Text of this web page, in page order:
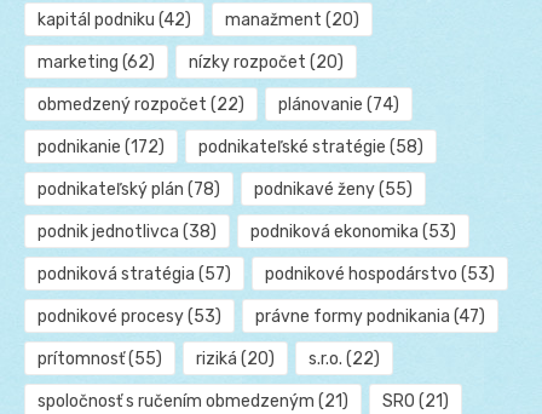
kapitál podniku (42) manažment (20)
marketing (62) nízky rozpočet (20)
obmedzený rozpočet (22) plánovanie (74)
podnikanie (172) podnikateľské stratégie (58)
podnikateľský plán (78) podnikavé ženy(55)
podnik jednotlivca (38) podniková ekonomika (53)
podniková stratégia (57) podnikové hospodárstvo (53)
podnikové procesy(53) právne formy podnikania (47)
prítomnosť(55) riziká (20) s.r.o. (22)
spoločnosť s ručením obmedzeným (21) SRO (21)